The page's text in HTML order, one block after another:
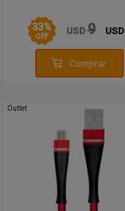
33%
OFF USD9 USD
Comprar
Outlet